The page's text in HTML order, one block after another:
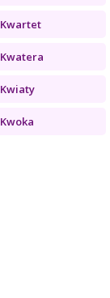
Kwartet
Kwatera
Kwiaty
Kwoka